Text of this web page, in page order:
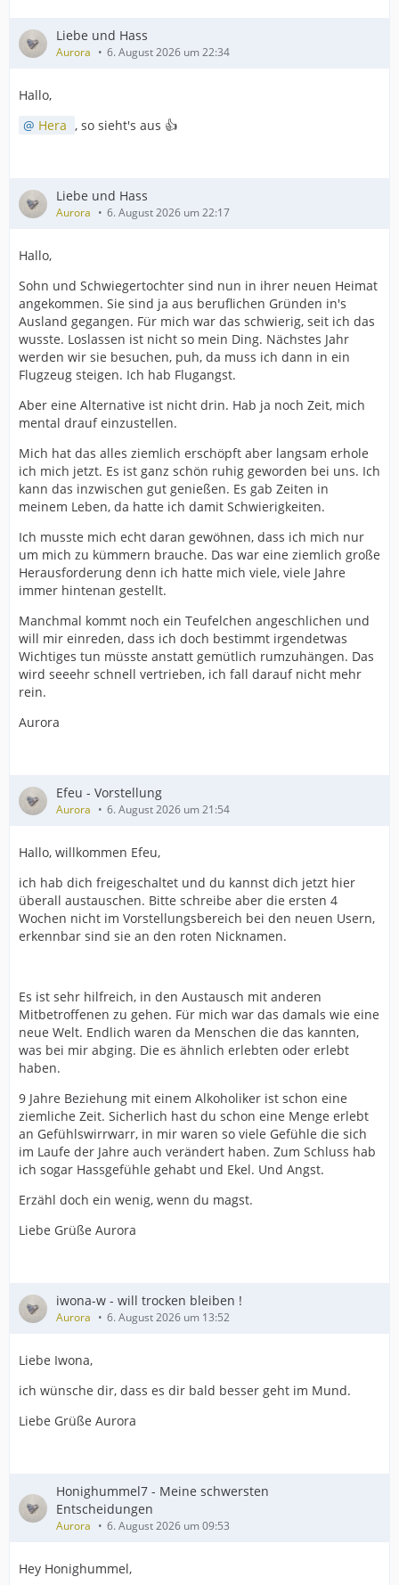
Liebe und Hass
Aurora 6. August 2026 um 22:34
Hallo,
Hera , so sieht's aus 👍
Liebe und Hass
Aurora 6. August 2026 um 22:17
Hallo,
Sohn und Schwiegertochter sind nun in ihrer neuen Heimat
angekommen. Sie sind ja aus beruflichen Gründen in's
Ausland gegangen. Für mich war das schwierig, seit ich das
wusste. Loslassen ist nicht so mein Ding. Nächstes Jahr
werden wir sie besuchen, puh, da muss ich dann in ein
Flugzeug steigen. Ich hab Flugangst.
Aber eine Alternative ist nicht drin. Hab ja noch Zeit, mich
mental drauf einzustellen.
Mich hat das alles ziemlich erschöpft aber langsam erhole
ich mich jetzt. Es ist ganz schön ruhig geworden bei uns. Ich
kann das inzwischen gut genießen. Es gab Zeiten in
meinem Leben, da hatte ich damit Schwierigkeiten.
Ich musste mich echt daran gewöhnen, dass ich mich nur
um mich zu kümmern brauche. Das war eine ziemlich große
Herausforderung denn ich hatte mich viele, viele Jahre
immer hintenan gestellt.
Manchmal kommt noch ein Teufelchen angeschlichen und
will mir einreden, dass ich doch bestimmt irgendetwas
Wichtiges tun müsste anstatt gemütlich rumzuhängen. Das
wird seeehr schnell vertrieben, ich fall darauf nicht mehr
rein.
Aurora
Efeu - Vorstellung
Aurora 6. August 2026 um 21:54
Hallo, willkommen Efeu,
ich hab dich freigeschaltet und du kannst dich jetzt hier
überall austauschen. Bitte schreibe aber die ersten 4
Wochen nicht im Vorstellungsbereich bei den neuen Usern,
erkennbar sind sie an den roten Nicknamen.
Es ist sehr hilfreich, in den Austausch mit anderen
Mitbetroffenen zu gehen. Für mich war das damals wie eine
neue Welt. Endlich waren da Menschen die das kannten,
was bei mir abging. Die es ähnlich erlebten oder erlebt
haben.
9 Jahre Beziehung mit einem Alkoholiker ist schon eine
ziemliche Zeit. Sicherlich hast du schon eine Menge erlebt
an Gefühlswirrwarr, in mir waren so viele Gefühle die sich
im Laufe der Jahre auch verändert haben. Zum Schluss hab
ich sogar Hassgefühle gehabt und Ekel. Und Angst.
Erzähl doch ein wenig, wenn du magst.
Liebe Grüße Aurora
iwona-w - will trocken bleiben !
Aurora 6. August 2026 um 13:52
Liebe Iwona,
ich wünsche dir, dass es dir bald besser geht im Mund.
Liebe Grüße Aurora
Honighummel7 - Meine schwersten
Entscheidungen
Aurora 6. August 2026 um 09:53
Hey Honighummel,